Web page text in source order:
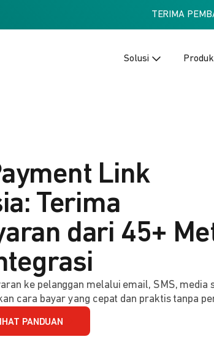
TERIMA
Solusi Produk
Link
Terima
dari 45+
ke pelanggan melalui email, SMS, media
cara bayar yang cepat dan praktis tanpa
PANDUAN